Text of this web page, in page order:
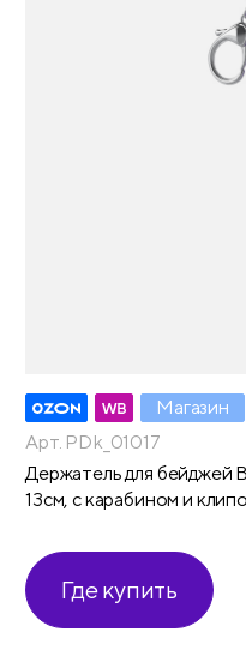
Магазин
Арт. PDk_01017
Держатель для бейджей
13см, с карабином и
Где купить